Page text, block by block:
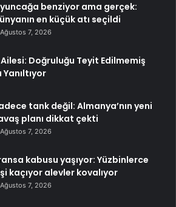
benziyor ama gerçek:
en küçük atı seçildi
Ağustos 7, 2026
Doğruluğu Teyit Edilmemiş
tank değil: Almanya’nın yeni
planı dikkat çekti
Ağustos 7, 2026
kabusu yaşıyor: Yüzbinlerce
kaçıyor alevler kovalıyor
Ağustos 7, 2026